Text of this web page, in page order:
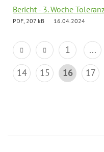
Bericht - 3. Woche
PDF, 207 kB 16.04.2024
1 ...
14
15 16 17